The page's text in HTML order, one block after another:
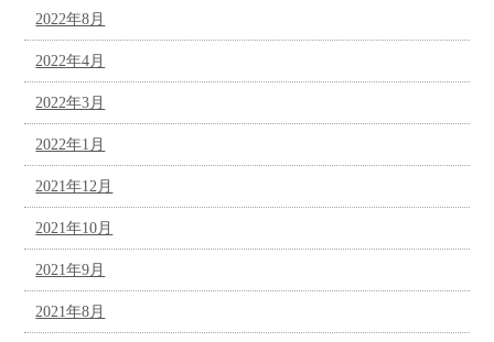
2022年8月
2022年4月
2022年3月
2022年1月
2021年12月
2021年10月
2021年9月
2021年8月